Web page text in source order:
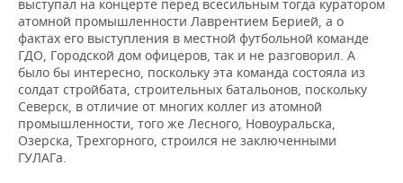
выступал на концерте перед всесильным тогда куратором
атомной промышленности Лаврентием Берией, а о
фактах его выступления в местной футбольной команде
ГДО, Городской дом офицеров, так и не разговорил. А
было бы интересно, поскольку эта команда состояла из
солдат стройбата, строительных батальонов, поскольку
Северск, в отличие от многих коллег из атомной
промышленности, того же Лесного, Новоуральска,
Озерска, Трехгорного, строился не заключенными
ГУЛАГа.